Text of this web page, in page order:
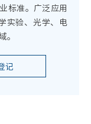
标准。广泛应用
实验、光学、电
。
记